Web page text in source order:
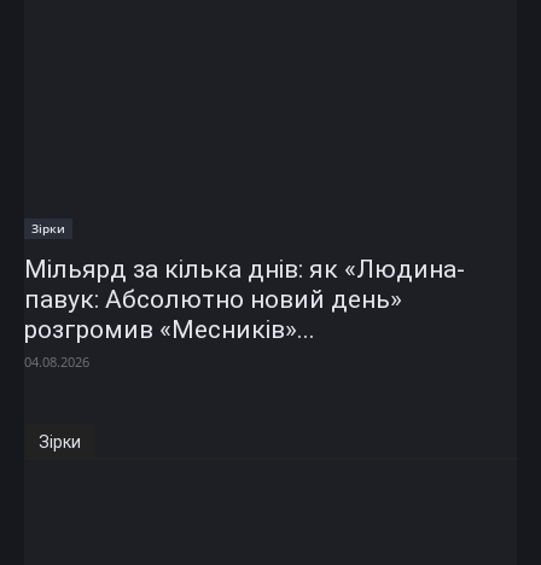
Зірки
Мільярд за кілька днів: як «Людина-
павук: Абсолютно новий день»
розгромив «Месників»...
04.08.2026
Зірки